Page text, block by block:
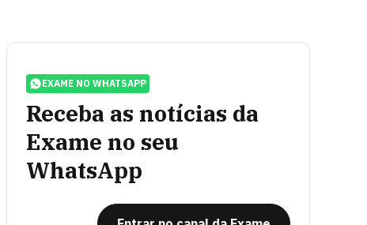
EXAME NO WHATSAPP
Receba as notícias da
Exame no seu
WhatsApp